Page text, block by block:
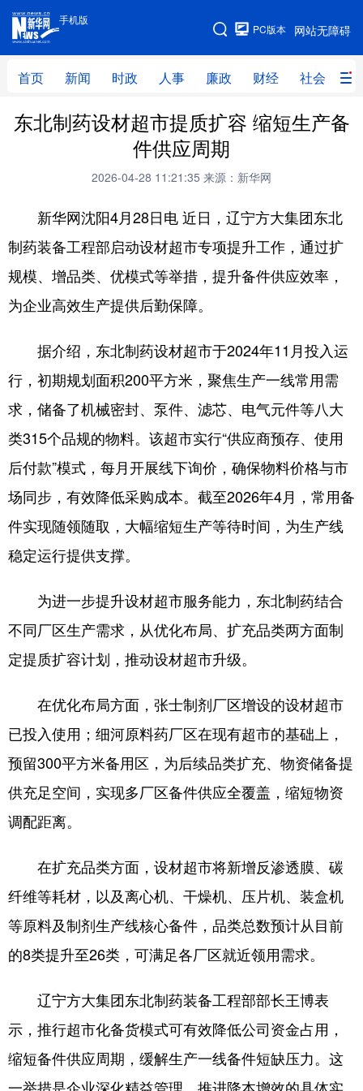
手机版
网站无障碍
PC版本
首页 新闻 时政 人事 廉政 财经 社会 科
手机版
网站地图
首页 新闻 时政 人事
财经 社会
体育 视频 直播 无人机
地方频道
辽宁 吉林 上海 江苏
浙江 安徽 福建 江西
广东 广西 海南 重庆
四川 贵州 云南 西藏
陕西 甘肃 青海 宁夏
新疆 内蒙古
多语种频道
English Español Français
Deutsch Português
东北制药设材超市提质扩容 缩短生产备
件供应周期
2026-04-28 11:21:35 来源：新华网
新华网沈阳4月28日电 近日，辽宁方大集团东北
制药装备工程部启动设材超市专项提升工作，通过扩
规模、增品类、优模式等举措，提升备件供应效率，
为企业高效生产提供后勤保障。
据介绍，东北制药设材超市于2024年11月投入运
行，初期规划面积200平方米，聚焦生产一线常用需
求，储备了机械密封、泵件、滤芯、电气元件等八大
类315个品规的物料。该超市实行“供应商预存、使用
后付款”模式，每月开展线下询价，确保物料价格与市
场同步，有效降低采购成本。截至2026年4月，常用备
件实现随领随取，大幅缩短生产等待时间，为生产线
稳定运行提供支撑。
为进一步提升设材超市服务能力，东北制药结合
不同厂区生产需求，从优化布局、扩充品类两方面制
定提质扩容计划，推动设材超市升级。
在优化布局方面，张士制剂厂区增设的设材超市
已投入使用；细河原料药厂区在现有超市的基础上，
预留300平方米备用区，为后续品类扩充、物资储备提
供充足空间，实现多厂区备件供应全覆盖，缩短物资
调配距离。
在扩充品类方面，设材超市将新增反渗透膜、碳
纤维等耗材，以及离心机、干燥机、压片机、装盒机
等原料及制剂生产线核心备件，品类总数预计从目前
的8类提升至26类，可满足各厂区就近领用需求。
辽宁方大集团东北制药装备工程部部长王博表
示，推行超市化备货模式可有效降低公司资金占用，
缩短备件供应周期，缓解生产一线备件短缺压力。这